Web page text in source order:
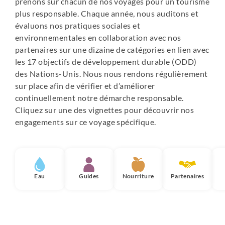
plus responsable. Chaque année, nous auditons et
évaluons nos pratiques sociales et
environnementales en collaboration avec nos
partenaires sur une dizaine de catégories en lien avec
les 17 objectifs de développement durable (ODD)
des Nations-Unis. Nous nous rendons régulièrement
sur place afin de vérifier et d’améliorer
continuellement notre démarche responsable.
Cliquez sur une des vignettes pour découvrir nos
engagements sur ce voyage spécifique.
Eau Guides Nourriture Partenaires